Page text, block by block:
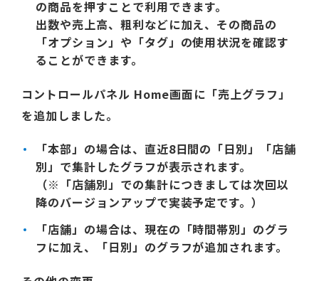
の商品を押すことで利用できます。
出数や売上高、粗利などに加え、その商品の
「オプション」や「タグ」の使用状況を確認す
ることができます。
コントロールパネル Home画面に「売上グラフ」
を追加しました。
「本部」の場合は、直近8日間の「日別」「店舗
別」で集計したグラフが表示されます。
（※「店舗別」での集計につきましては次回以
降のバージョンアップで実装予定です。）
「店舗」の場合は、現在の「時間帯別」のグラ
フに加え、「日別」のグラフが追加されます。